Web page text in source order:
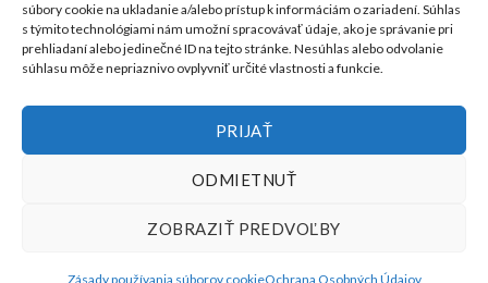
súbory cookie na ukladanie a/alebo prístup k informáciám o zariadení. Súhlas
s týmito technológiami nám umožní spracovávať údaje, ako je správanie pri
prehliadaní alebo jedinečné ID na tejto stránke. Nesúhlas alebo odvolanie
súhlasu môže nepriaznivo ovplyvniť určité vlastnosti a funkcie.
PRIJAŤ
ODMIETNUŤ
ZOBRAZIŤ PREDVOĽBY
Zásady používania súborov cookieOchrana Osobných Údajov
Slovensko